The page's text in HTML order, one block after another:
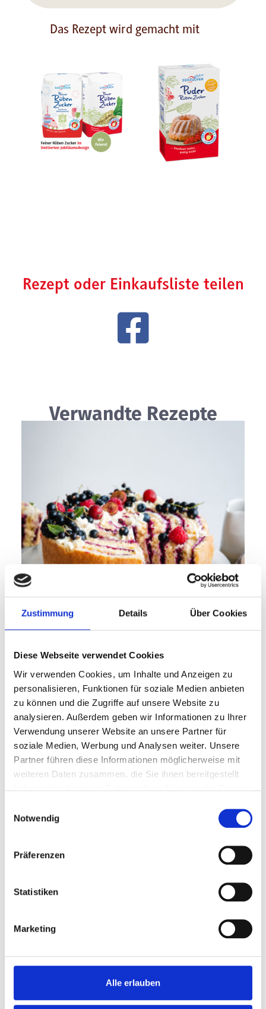
Zustimmung Details Über Cookies
Diese Webseite verwendet Cookies
Wir verwenden Cookies, um Inhalte und Anzeigen zu
personalisieren, Funktionen für soziale Medien anbieten
zu können und die Zugriffe auf unsere Website zu
analysieren. Außerdem geben wir Informationen zu Ihrer
Verwendung unserer Website an unsere Partner für
soziale Medien, Werbung und Analysen weiter. Unsere
Partner führen diese Informationen möglicherweise mit
weiteren Daten zusammen, die Sie ihnen bereitgestellt
Notwendig
Präferenzen
Statistiken
Marketing
Alle erlauben
Das Rezept wird gemacht mit
Rezept oder Einkaufsliste teilen
Verwandte Rezepte
Wickeltorte mit Beerenkonfitüre